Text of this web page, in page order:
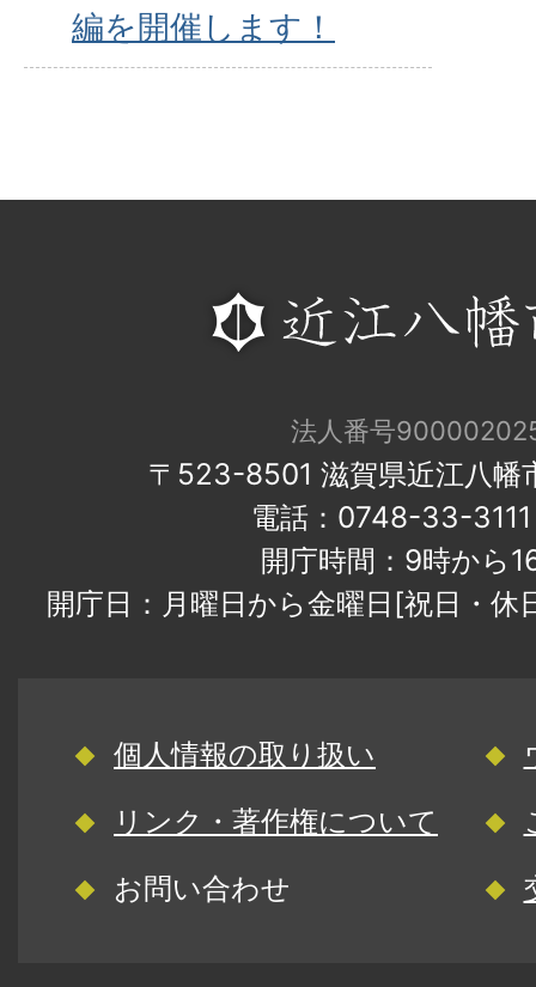
編を開催します！
法人番号
〒523-8501 滋賀県近江八幡
電話：0748-33-
開庁時間：9時から
開庁日：月曜日から金曜日[祝日・
個人情報の取り扱い
リンク・著作権について
お問い合わせ